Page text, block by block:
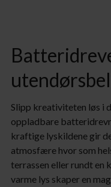
Slipp kreativiteten løs i
oppladbare
kraftige lyskildene gir
atmosfære hvor som
terrassen eller rundt en
varme lys skaper en